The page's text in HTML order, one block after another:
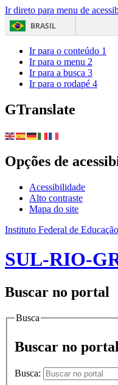
Ir direto para menu de
BRASIL
Ir para o conteúdo 1
Ir para o menu 2
Ir para a busca 3
Ir para o rodapé 4
GTranslate
Opções de
Acessibilidade
Alto contraste
Mapa do site
Instituto Federal de
SUL-RIO-
Buscar no portal
Busca
Buscar no
Busca: